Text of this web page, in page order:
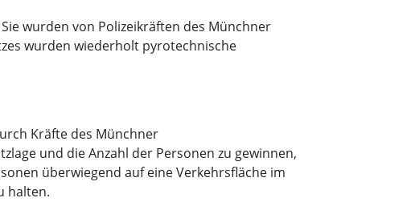
wurden von Polizeikräften des Münchner
wurden wiederholt pyrotechnische
Kräfte des Münchner
und die Anzahl der Personen zu gewinnen,
überwiegend auf eine Verkehrsfläche im
halten.